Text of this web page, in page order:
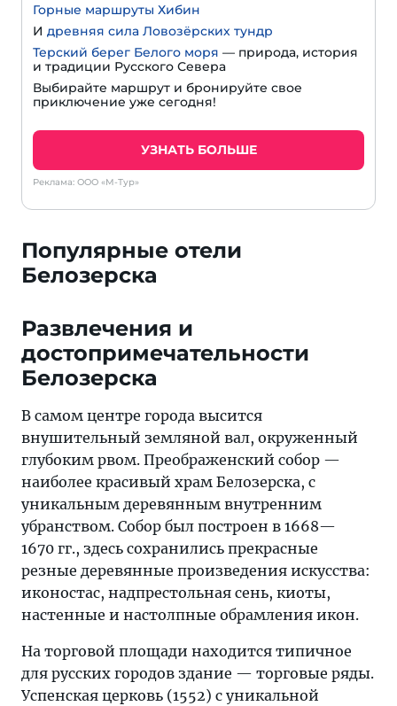
Горные маршруты Хибин
И древняя сила Ловозёрских тундр
Терский берег Белого моря — природа, история
и традиции Русского Севера
Выбирайте маршрут и бронируйте свое
приключение уже сегодня!
УЗНАТЬ БОЛЬШЕ
Реклама: ООО «М-Тур»
Популярные отели
Белозерска
Развлечения и
достопримечательности
Белозерска
В самом центре города высится
внушительный земляной вал, окруженный
глубоким рвом. Преображенский собор —
наиболее красивый храм Белозерска, с
уникальным деревянным внутренним
убранством. Собор был построен в 1668—
1670 гг., здесь сохранились прекрасные
резные деревянные произведения искусства:
иконостас, надпрестольная сень, киоты,
настенные и настолпные обрамления икон.
На торговой площади находится типичное
для русских городов здание — торговые ряды.
Успенская церковь (1552) с уникальной